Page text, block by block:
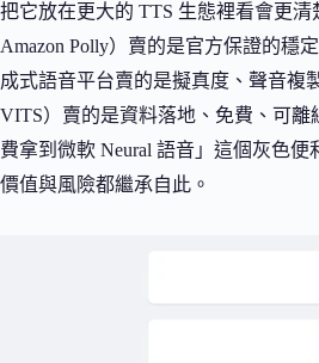
把它放在更大的 TTS 生態裡看會更清
Amazon Polly）賣的是官方保證的穩
成式語音平台賣的是擬真度、聲音複
VITS）賣的是資料落地、免費、可離
費拿到微軟 Neural 語音」這個灰色
價值與風險都繼承自此。